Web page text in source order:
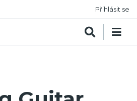
Přihlásit se